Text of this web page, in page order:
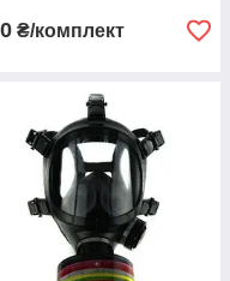
₴/комплект